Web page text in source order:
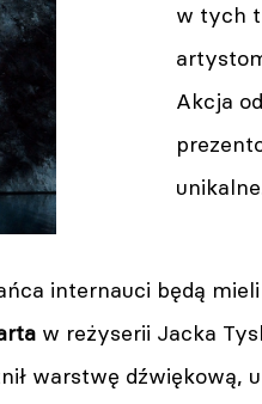
w tych
Akcja
internauci będą
w reżyserii Jacka
warstwę dźwiękową,